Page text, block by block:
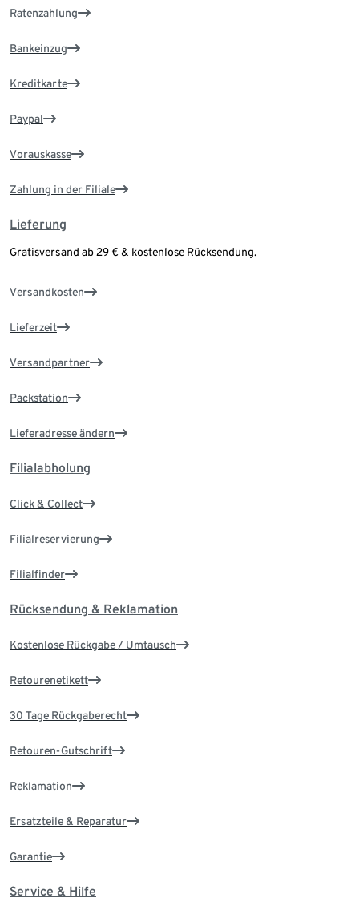
Ratenzahlung
Bankeinzug
Kreditkarte
Paypal
Vorauskasse
Zahlung in der Filiale
Lieferung
Gratisversand ab 29 € & kostenlose Rücksendung.
Versandkosten
Lieferzeit
Versandpartner
Packstation
Lieferadresse ändern
Filialabholung
Click & Collect
Filialreservierung
Filialfinder
Rücksendung & Reklamation
Kostenlose Rückgabe / Umtausch
Retourenetikett
30 Tage Rückgaberecht
Retouren-Gutschrift
Reklamation
Ersatzteile & Reparatur
Garantie
Service & Hilfe